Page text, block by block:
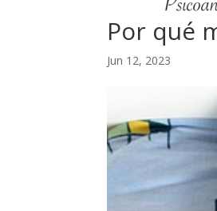
Por qué
Jun 12, 2023